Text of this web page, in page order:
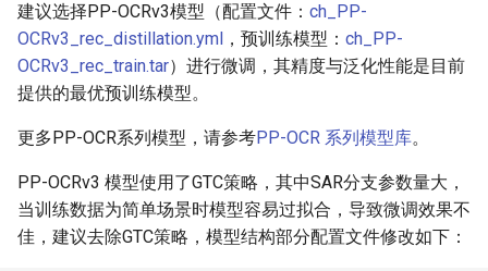
建议选择PP-OCRv3模型（配置文件： ch_PP-
OCRv3_rec_distillation.yml ，预训练模型： ch_PP-
OCRv3_rec_train.tar）进行微调，其精度与泛化性能是目前
提供的最优预训练模型。
更多PP-OCR系列模型，请参考PP-OCR 系列模型库。
PP-OCRv3 模型使用了GTC策略，其中SAR分支参数量大，
当训练数据为简单场景时模型容易过拟合，导致微调效果不
佳，建议去除GTC策略，模型结构部分配置文件修改如下：